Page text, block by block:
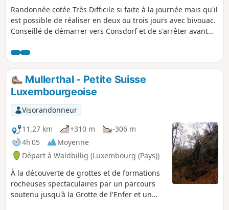
Randonnée cotée Très Difficile si faite à la journée mais qu'il
est possible de réaliser en deux ou trois jours avec bivouac.
Conseillé de démarrer vers Consdorf et de s'arrêter avant
Mullerthal - Petite Suisse
Luxembourgeoise
Visorandonneur
11,27 km
+310 m
-306 m
4h 05
Moyenne
Départ à Waldbillig (Luxembourg (Pays))
À la découverte de grottes et de formations
rocheuses spectaculaires par un parcours
soutenu jusqu'à la Grotte de l'Enfer et un